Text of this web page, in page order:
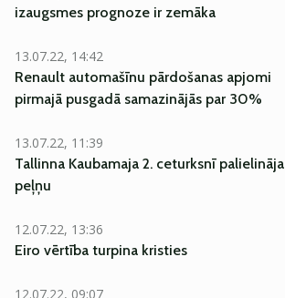
izaugsmes prognoze ir zemāka
13.07.22, 14:42
Renault automašīnu pārdošanas apjomi
pirmajā pusgadā samazinājās par 30%
13.07.22, 11:39
Tallinna Kaubamaja 2. ceturksnī palielināja
peļņu
12.07.22, 13:36
Eiro vērtība turpina kristies
12.07.22, 09:07